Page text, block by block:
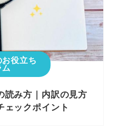
役立ち
ム
読み方｜内訳の見方
ェックポイント